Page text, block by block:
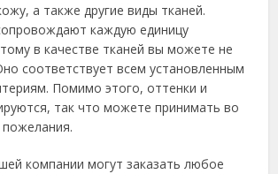
а также другие виды тканей.
каждую единицу
в качестве тканей вы можете не
соответствует всем установленным
Помимо этого, оттенки и
так что можете принимать во
компании могут заказать любое